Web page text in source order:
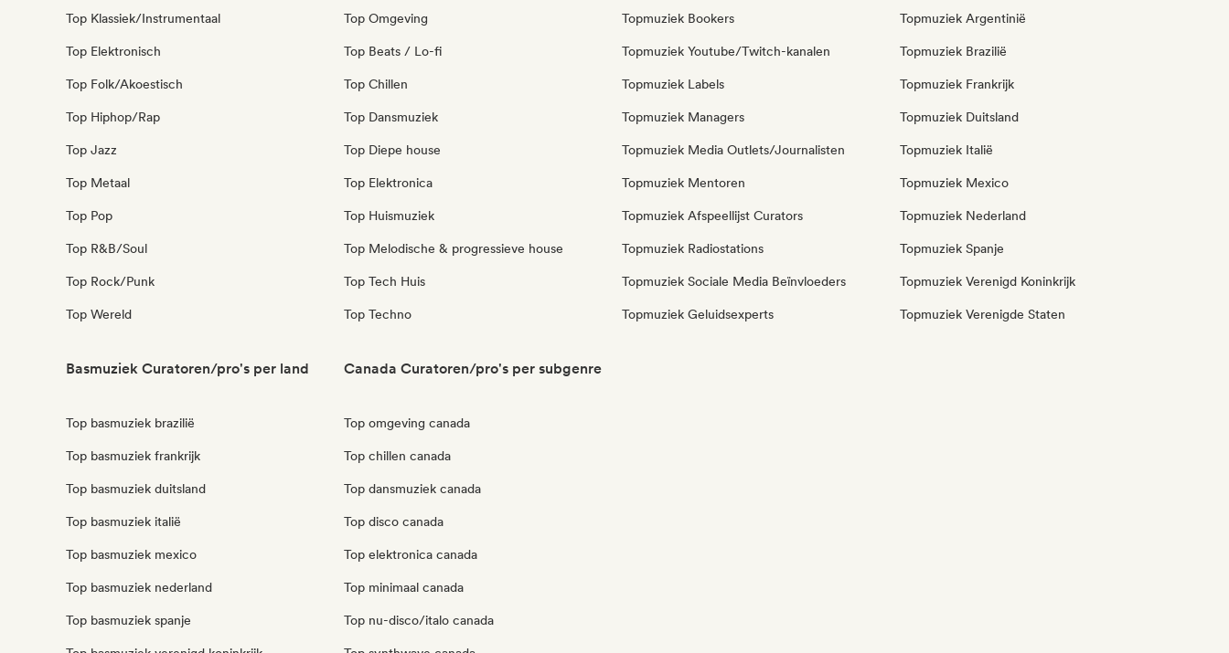
Top Klassiek/Instrumentaal
Top Elektronisch
Top Folk/Akoestisch
Top Hiphop/Rap
Top Jazz
Top Metaal
Top Pop
Top R&B/Soul
Top Rock/Punk
Top Wereld
Top Omgeving
Top Beats / Lo-fi
Top Chillen
Top Dansmuziek
Top Diepe house
Top Elektronica
Top Huismuziek
Top Melodische & progressieve house
Top Tech Huis
Top Techno
Topmuziek Bookers
Topmuziek Youtube/Twitch-kanalen
Topmuziek Labels
Topmuziek Managers
Topmuziek Media Outlets/Journalisten
Topmuziek Mentoren
Topmuziek Afspeellijst Curators
Topmuziek Radiostations
Topmuziek Sociale Media Beïnvloeders
Topmuziek Geluidsexperts
Topmuziek Argentinië
Topmuziek Brazilië
Topmuziek Frankrijk
Topmuziek Duitsland
Topmuziek Italië
Topmuziek Mexico
Topmuziek Nederland
Topmuziek Spanje
Topmuziek Verenigd Koninkrijk
Topmuziek Verenigde Staten
Basmuziek Curatoren/pro's per land
Top basmuziek brazilië
Top basmuziek frankrijk
Top basmuziek duitsland
Top basmuziek italië
Top basmuziek mexico
Top basmuziek nederland
Top basmuziek spanje
Canada Curatoren/pro's per subgenre
Top omgeving canada
Top chillen canada
Top dansmuziek canada
Top disco canada
Top elektronica canada
Top minimaal canada
Top nu-disco/italo canada